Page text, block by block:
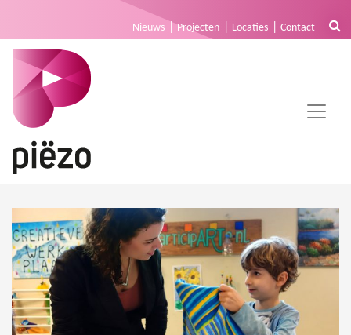
Nieuws Projecten Locaties Contact